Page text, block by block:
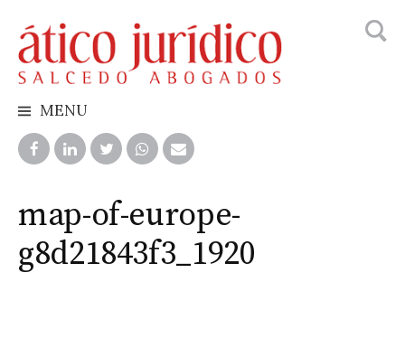
to
content
MENU
map-of-europe-
g8d21843f3_1920